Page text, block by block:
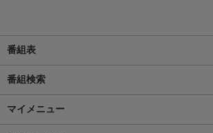
番組表
番組検索
マイメニュー